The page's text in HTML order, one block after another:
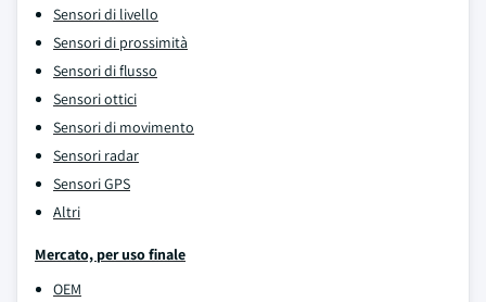
Sensori di livello
Sensori di prossimità
Sensori di flusso
Sensori ottici
Sensori di movimento
Sensori radar
Sensori GPS
Altri
Mercato, per uso finale
OEM